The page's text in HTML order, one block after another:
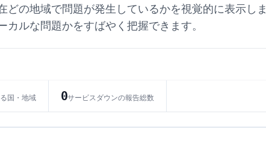
の地域で問題が発生しているかを視覚的に表示しま
ルな問題かをすばやく把握できます。
国・地域 0サービスダウンの報告総数